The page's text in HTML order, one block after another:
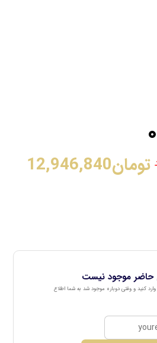
تومان12,946,840
حاضر موجود نیست
کنید و وقتی دوباره موجود شد به شما اطلاع